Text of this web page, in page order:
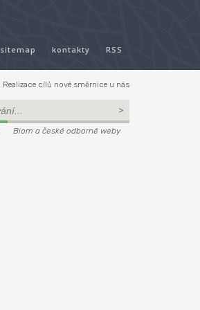
sitemap kontakty RSS
Realizace cílů nové směrnice u nás
Biom a české odborné weby